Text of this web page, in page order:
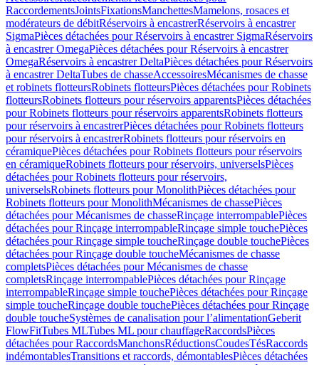
RaccordementsJointsFixationsManchettesMamelons, rosaces et
modérateurs de débitRéservoirs à encastrerRéservoirs à encastrer
SigmaPièces détachées pour Réservoirs à encastrer SigmaRéservoirs
à encastrer OmegaPièces détachées pour Réservoirs à encastrer
OmegaRéservoirs à encastrer DeltaPièces détachées pour Réservoirs
à encastrer DeltaTubes de chasseAccessoiresMécanismes de chasse
et robinets flotteursRobinets flotteursPièces détachées pour Robinets
flotteursRobinets flotteurs pour réservoirs apparentsPièces détachées
pour Robinets flotteurs pour réservoirs apparentsRobinets flotteurs
pour réservoirs à encastrerPièces détachées pour Robinets flotteurs
pour réservoirs à encastrerRobinets flotteurs pour réservoirs en
céramiquePièces détachées pour Robinets flotteurs pour réservoirs
en céramiqueRobinets flotteurs pour réservoirs, universelsPièces
détachées pour Robinets flotteurs pour réservoirs,
universelsRobinets flotteurs pour MonolithPièces détachées pour
Robinets flotteurs pour MonolithMécanismes de chassePièces
détachées pour Mécanismes de chasseRinçage interrompablePièces
détachées pour Rinçage interrompableRinçage simple touchePièces
détachées pour Rinçage simple toucheRinçage double touchePièces
détachées pour Rinçage double toucheMécanismes de chasse
completsPièces détachées pour Mécanismes de chasse
completsRinçage interrompablePièces détachées pour Rinçage
interrompableRinçage simple touchePièces détachées pour Rinçage
simple toucheRinçage double touchePièces détachées pour Rinçage
double toucheSystèmes de canalisation pour l’alimentationGeberit
FlowFitTubes MLTubes ML pour chauffageRaccordsPièces
détachées pour RaccordsManchonsRéductionsCoudesTésRaccords
indémontablesTransitions et raccords, démontablesPièces détachées